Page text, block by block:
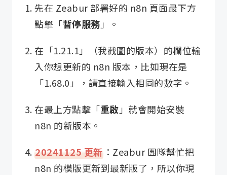
先在 Zeabur 部署好的 n8n 頁面最下方
點擊「暫停服務 」。
在「1.21.1」（我截圖的版本）的欄位輸
入你想更新的 n8n 版本，比如現在是
「1.68.0」，請直接輸入相同的數字。
在最上方點擊「重啟 」就會開始安裝
n8n 的新版本。
20241125 更新：Zeabur 團隊幫忙把
n8n 的模版更新到最新版了，所以你現